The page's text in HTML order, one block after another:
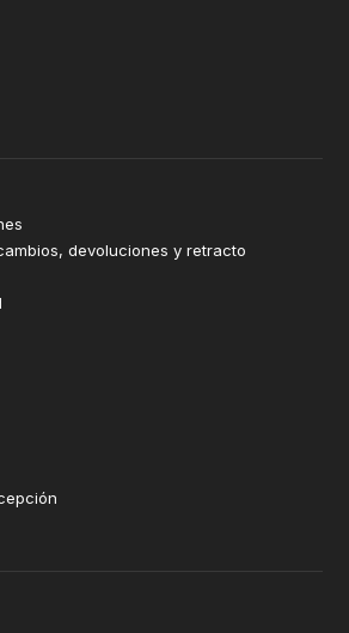
devoluciones y retracto